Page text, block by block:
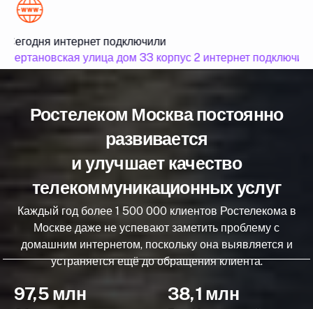
Сегодня интернет подключили
Чертановская улица дом 33 корпус 2 интернет подключили
Ростелеком Москва постоянно
развивается
и улучшает качество
телекоммуникационных услуг
Каждый год более 1 500 000 клиентов Ростелекома в
Москве даже не успевают заметить проблему с
домашним интернетом, поскольку она выявляется и
устраняется ещё до обращения клиента.
97,5 млн 38,1 млн